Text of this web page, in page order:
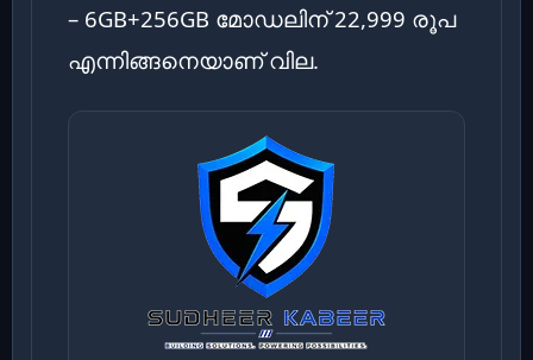
– 6GB+256GB മോഡലിന് 22,999 രൂപ
എന്നിങ്ങനെയാണ് വില.